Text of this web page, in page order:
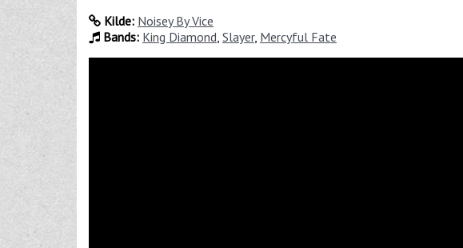
Kilde: Noisey By Vice
Bands: King Diamond Slayer, Mercyful Fate